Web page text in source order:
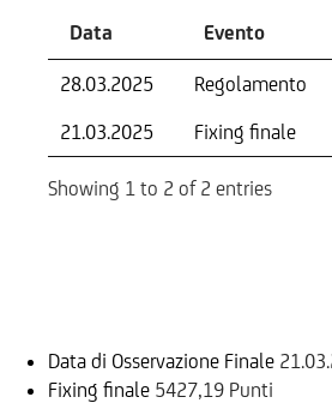
Data Evento
28.03.2025 Regolamento
21.03.2025
Fixing finale
Showing 1 to 2 of 2 entries
Data di Osservazione Finale
Fixing finale 5427,19 Punti